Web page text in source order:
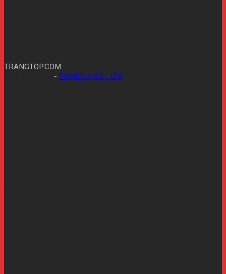
TRANGTOP.COM
- SBMEDIA CO,.. LTD